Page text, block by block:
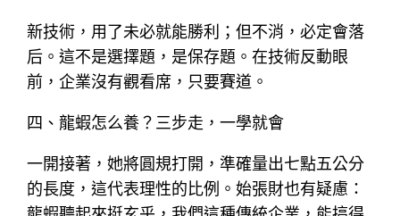
新技術，用了未必就能勝利；但不消，必定會落
后。這不是選擇題，是保存題。在技術反動眼
前，企業沒有觀看席，只要賽道。
四、龍蝦怎么養？三步走，一學就會
一開接著，她將圓規打開，準確量出七點五公分
的長度，這代表理性的比例。始張財也有疑慮：